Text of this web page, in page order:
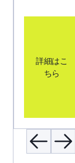
詳細はこ
ちら